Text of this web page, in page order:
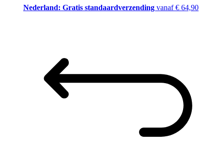
Nederland: Gratis standaardverzending vanaf € 64,90